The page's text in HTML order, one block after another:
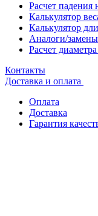
Расчет
Калькулятор
Калькулятор
Аналоги/
Расчет
Контакты
Доставка и оплата
Оплата
Доставка
Гарантия